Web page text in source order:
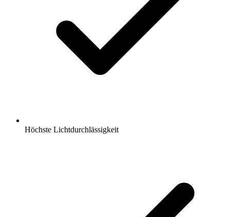
Höchste Lichtdurchlässigkeit